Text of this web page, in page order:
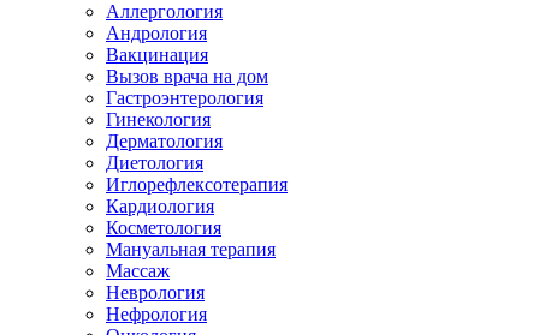
Аллергология
Андрология
Вакцинация
Вызов врача на дом
Гастроэнтерология
Гинекология
Дерматология
Диетология
Иглорефлексотерапия
Кардиология
Косметология
Мануальная терапия
Массаж
Неврология
Нефрология